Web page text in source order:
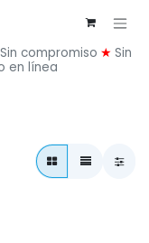
Sin compromiso ★ Sin
en línea